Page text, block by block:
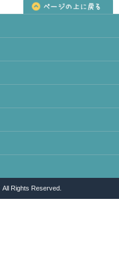
Rights Reserved.